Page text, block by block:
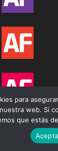
para
web. Si
que estás